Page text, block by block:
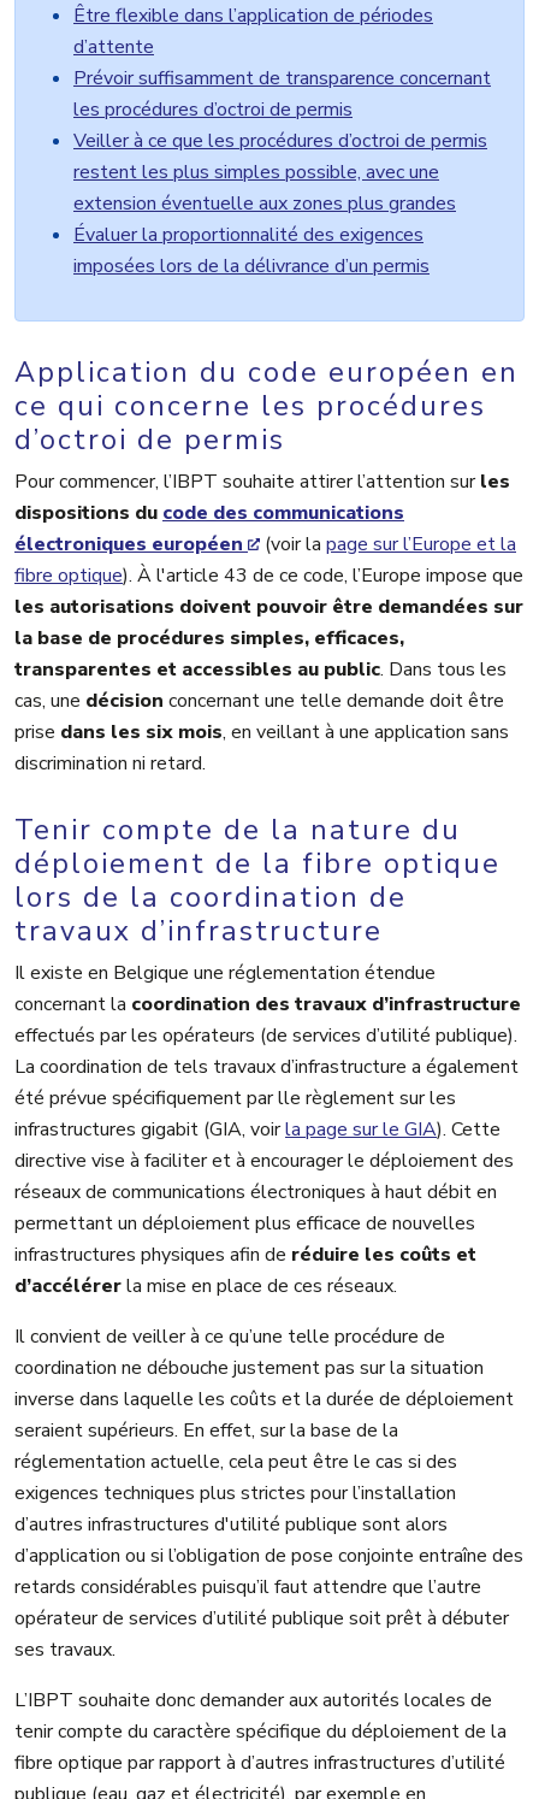
Être flexible dans l’application de périodes
d’attente
Prévoir suffisamment de transparence concernant
les procédures d’octroi de permis
Veiller à ce que les procédures d’octroi de permis
restent les plus simples possible, avec une
extension éventuelle aux zones plus grandes
Évaluer la proportionnalité des exigences
imposées lors de la délivrance d’un permis
Application du code européen en
ce qui concerne les procédures
d’octroi de permis
Pour commencer, l’IBPT souhaite attirer l’attention surles
dispositions du code des communications
électroniques européen
(voir la page sur l’Europe et la
fibre optique). À l'article 43 de ce code, l’Europe impose que
les autorisations doivent pouvoir être demandées sur
la base de procédures simples, efficaces,
transparentes et accessibles au public. Dans tous les
cas, une décision concernant une telle demande doit être
prise dans les six mois, en veillant à une application sans
discrimination ni retard.
Tenir compte de la nature du
déploiement de la fibre optique
lors de la coordination de
travaux d’infrastructure
Il existe en Belgique une réglementation étendue
concernant la coordination des travaux d’infrastructure
effectués par les opérateurs (de services d’utilité publique).
La coordination de tels travaux d’infrastructure a également
été prévue spécifiquement par lle règlement sur les
infrastructures gigabit (GIA, voirla page sur le GIA). Cette
directive vise à faciliter et à encourager le déploiement des
réseaux de communications électroniques à haut débit en
permettant un déploiement plus efficace de nouvelles
infrastructures physiques afin de réduire les coûts et
d’accélérerla mise en place de ces réseaux.
Il convient de veiller à ce qu’une telle procédure de
coordination ne débouche justement pas sur la situation
inverse dans laquelle les coûts et la durée de déploiement
seraient supérieurs. En effet, sur la base de la
réglementation actuelle, cela peut être le cas si des
exigences techniques plus strictes pour l’installation
d’autres infrastructures d'utilité publique sont alors
d’application ou si l’obligation de pose conjointe entraîne des
retards considérables puisqu’il faut attendre que l’autre
opérateur de services d’utilité publique soit prêt à débuter
ses travaux.
L’IBPT souhaite donc demander aux autorités locales de
tenir compte du caractère spécifique du déploiement de la
fibre optique par rapport à d’autres infrastructures d’utilité